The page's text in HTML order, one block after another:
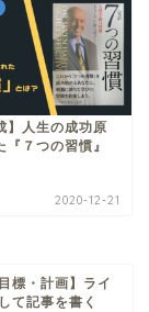
】人生の成功原
『７つの習慣』
2020-12-21
標・計画】ライ
て記事を書く